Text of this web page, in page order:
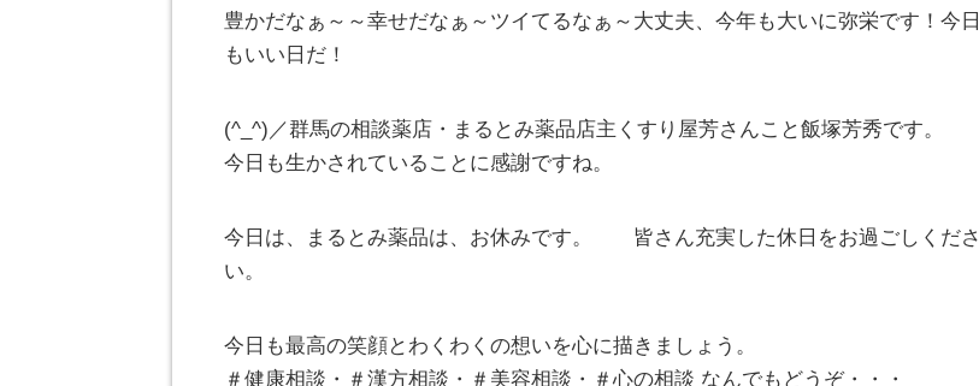
豊かだなぁ～～幸せだなぁ～ツイてるなぁ～大丈夫、今年も大いに弥栄です！今日
もいい日だ！
(^_^)／群馬の相談薬店・まるとみ薬品店主くすり屋芳さんこと飯塚芳秀です。
今日も生かされていることに感謝ですね。
今日は、まるとみ薬品は、お休みです。 皆さん充実した休日をお過ごしくださ
い。
今日も最高の笑顔とわくわくの想いを心に描きましょう。
＃健康相談・＃漢方相談・＃美容相談・＃心の相談 なんでもどうぞ・・・